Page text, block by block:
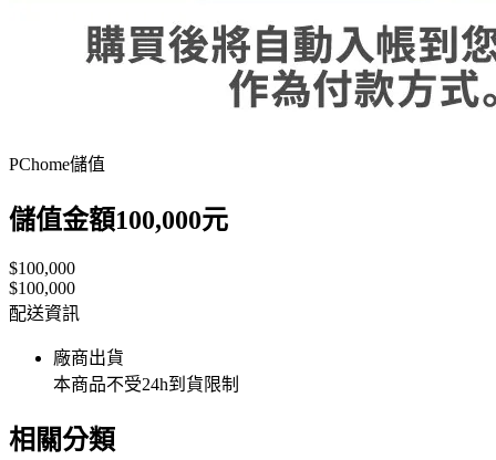
PChome儲值
儲值金額100,000元
$100,000
$100,000
配送資訊
廠商出貨
本商品不受24h到貨限制
相關分類